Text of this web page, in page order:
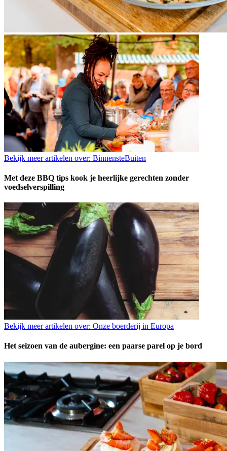
Bekijk meer artikelen over: BinnensteBuiten
Met deze BBQ tips kook je heerlijke gerechten zonder
voedselverspilling
Bekijk meer artikelen over: Onze boerderij in Europa
Het seizoen van de aubergine: een paarse parel op je bord